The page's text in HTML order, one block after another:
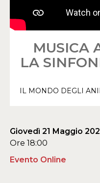
MUSICA
LA
IL MONDO DEGLI
Giovedì 21 Maggio
Ore 18:00
Evento Online